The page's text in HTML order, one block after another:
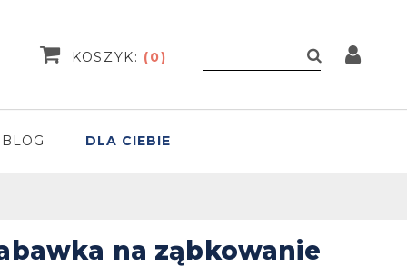
KOSZYK: (0)
BLOG DLA CIEBIE
na ząbkowanie